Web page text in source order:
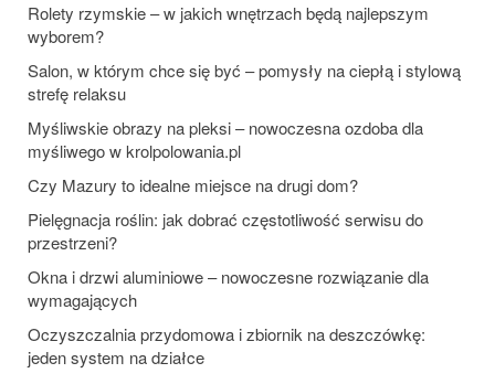
Rolety rzymskie – w jakich wnętrzach będą najlepszym
wyborem?
Salon, w którym chce się być – pomysły na ciepłą i stylową
strefę relaksu
Myśliwskie obrazy na pleksi – nowoczesna ozdoba dla
myśliwego w krolpolowania.pl
Czy Mazury to idealne miejsce na drugi dom?
Pielęgnacja roślin: jak dobrać częstotliwość serwisu do
przestrzeni?
Okna i drzwi aluminiowe – nowoczesne rozwiązanie dla
wymagających
Oczyszczalnia przydomowa i zbiornik na deszczówkę:
jeden system na działce